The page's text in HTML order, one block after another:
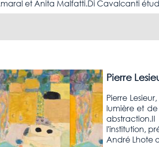
et Anita Malfatti.Di Cavalcanti
Pierre
Pierre
lumière et
l'institution,
André Lhote